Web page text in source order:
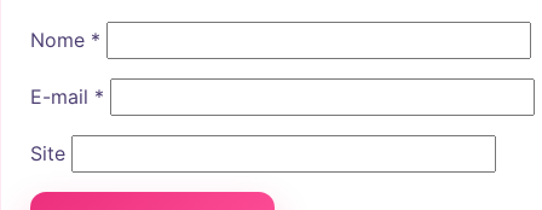
Nome *
E-mail *
Site